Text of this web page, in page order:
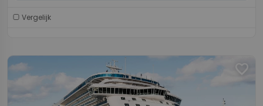
Vergelijk
favorite